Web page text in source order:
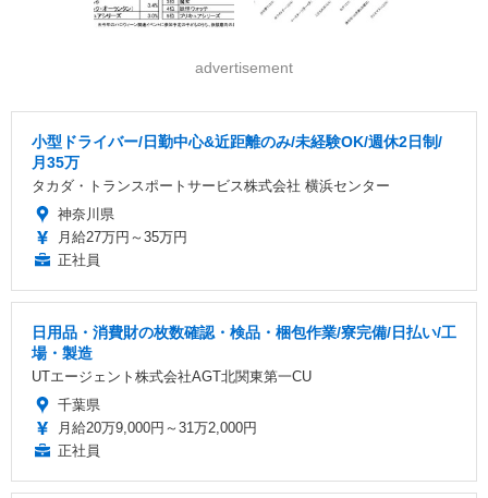
advertisement
小型ドライバー/日勤中心&近距離のみ/未経験OK/週休2日制/
月35万
タカダ・トランスポートサービス株式会社 横浜センター
神奈川県
月給27万円～35万円
正社員
日用品・消費財の枚数確認・検品・梱包作業/寮完備/日払い/工
場・製造
UTエージェント株式会社AGT北関東第一CU
千葉県
月給20万9,000円～31万2,000円
正社員